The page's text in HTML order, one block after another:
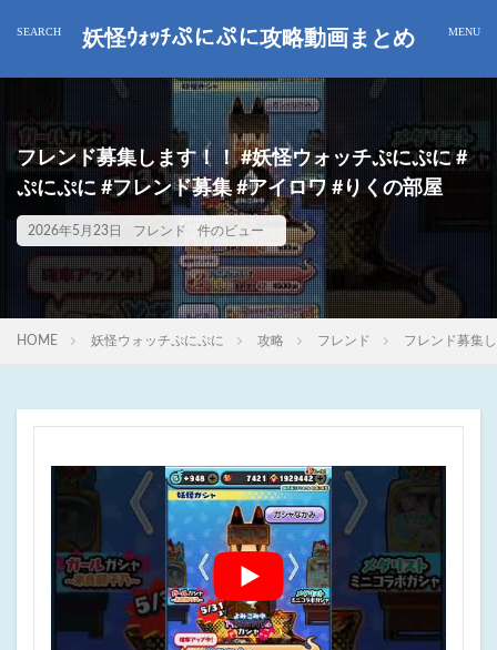
妖怪ｳｫｯﾁぷにぷに攻略動画まとめ
フレンド募集します！！ #妖怪ウォッチぷにぷに #
ぷにぷに #フレンド募集 #アイロワ #りくの部屋
2026年5月23日 フレンド 件のビュー
HOME 妖怪ウォッチぷにぷに 攻略 フレンド フレンド募集